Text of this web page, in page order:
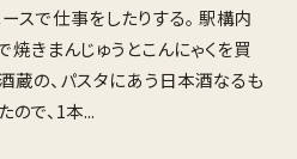
スで仕事をしたりする。 駅構内
焼きまんじゅうとこんにゃくを買
酒蔵の、パスタにあう日本酒なるも
ので、1本...